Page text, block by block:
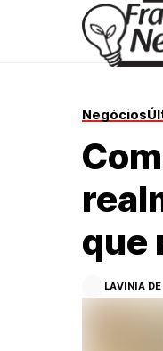
Negócios
que
LAVINIA